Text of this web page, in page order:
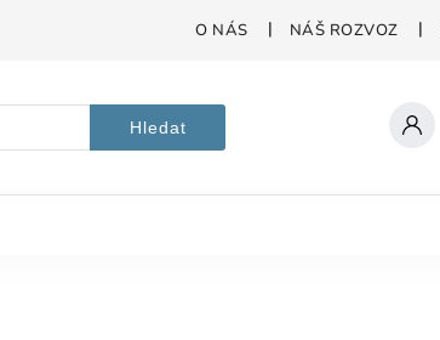
O NÁS NÁŠ ROZVOZ
Hledat